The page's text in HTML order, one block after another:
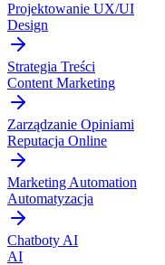
Projektowanie UX/UI
Design
Strategia Treści
Content Marketing
Zarządzanie Opiniami
Reputacja Online
Marketing Automation
Automatyzacja
Chatboty AI
AI